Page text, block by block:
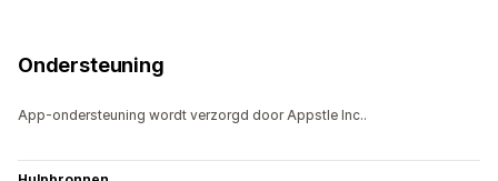
Ondersteuning
App-ondersteuning wordt verzorgd door Appstle Inc..